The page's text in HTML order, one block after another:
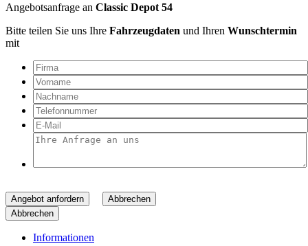
Angebotsanfrage an Classic Depot 54
Bitte teilen Sie uns Ihre Fahrzeugdaten und Ihren Wunschtermin
mit
Angebot anfordern
Abbrechen
Abbrechen
Informationen